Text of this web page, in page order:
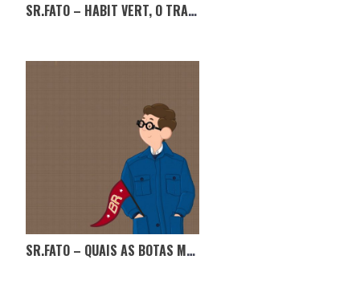
SR.FATO – HABIT VERT, O TRAJE DOS ACADÉMICOS!
SR.FATO – QUAIS AS BOTAS MAIS VERSÁTEIS PARA ESTE OUTONO